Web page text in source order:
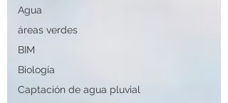
Agua
áreas verdes
BIM
Biología
Captación de agua pluvial